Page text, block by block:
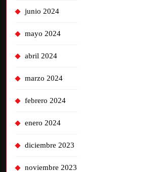
junio 2024
mayo 2024
abril 2024
marzo 2024
febrero 2024
enero 2024
diciembre 2023
noviembre 2023